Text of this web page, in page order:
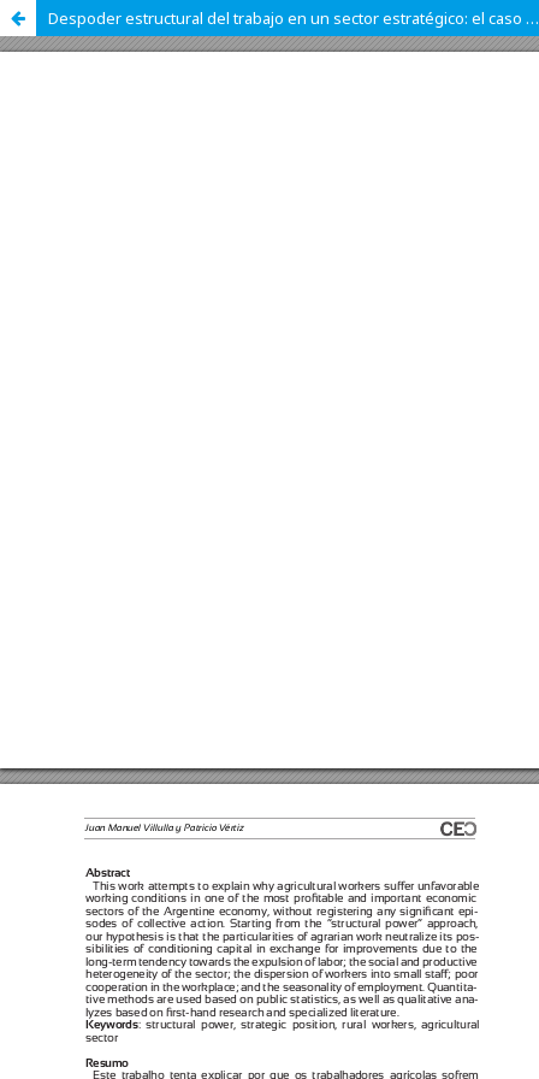
Despoder estructural del trabajo en un sector estratégico: el caso del agro en Argentina, 2016-2023